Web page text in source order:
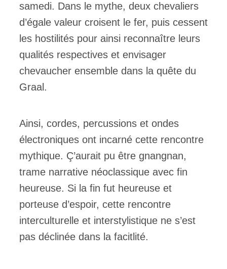
samedi. Dans le mythe, deux chevaliers
d’égale valeur croisent le fer, puis cessent
les hostilités pour ainsi reconnaître leurs
qualités respectives et envisager
chevaucher ensemble dans la quête du
Graal.
Ainsi, cordes, percussions et ondes
électroniques ont incarné cette rencontre
mythique. Ç’aurait pu être gnangnan,
trame narrative néoclassique avec fin
heureuse. Si la fin fut heureuse et
porteuse d’espoir, cette rencontre
interculturelle et interstylistique ne s’est
pas déclinée dans la facitlité.